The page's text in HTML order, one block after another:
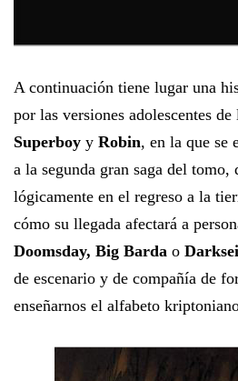
A continuación tiene lugar una
por las versiones adolescentes
Superboy y Robin, en la que se
a la segunda gran saga del
lógicamente en el regreso a la
cómo su llegada afectará a
Doomsday, Big Barda o
de escenario y de compañía de
enseñarnos el alfabeto